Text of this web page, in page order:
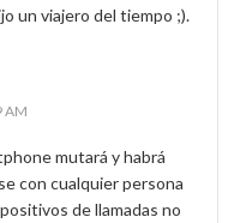
un viajero del tiempo ;).
AM
mutará y habrá
con cualquier persona
de llamadas no